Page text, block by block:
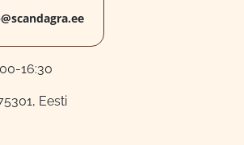
16:30
Eesti